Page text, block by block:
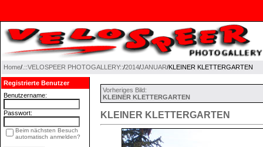
Home/ .::VELOSPEER PHOTOGALLERY::/2014/JANUAR/KLEINER KLETTERGARTEN
Registrierte Benutzer
Benutzername:
Passwort:
Beim nächsten Besuch
automatisch anmelden?
Vorheriges Bild:
KLEINER KLETTERGARTEN
KLEINER KLETTERGARTEN